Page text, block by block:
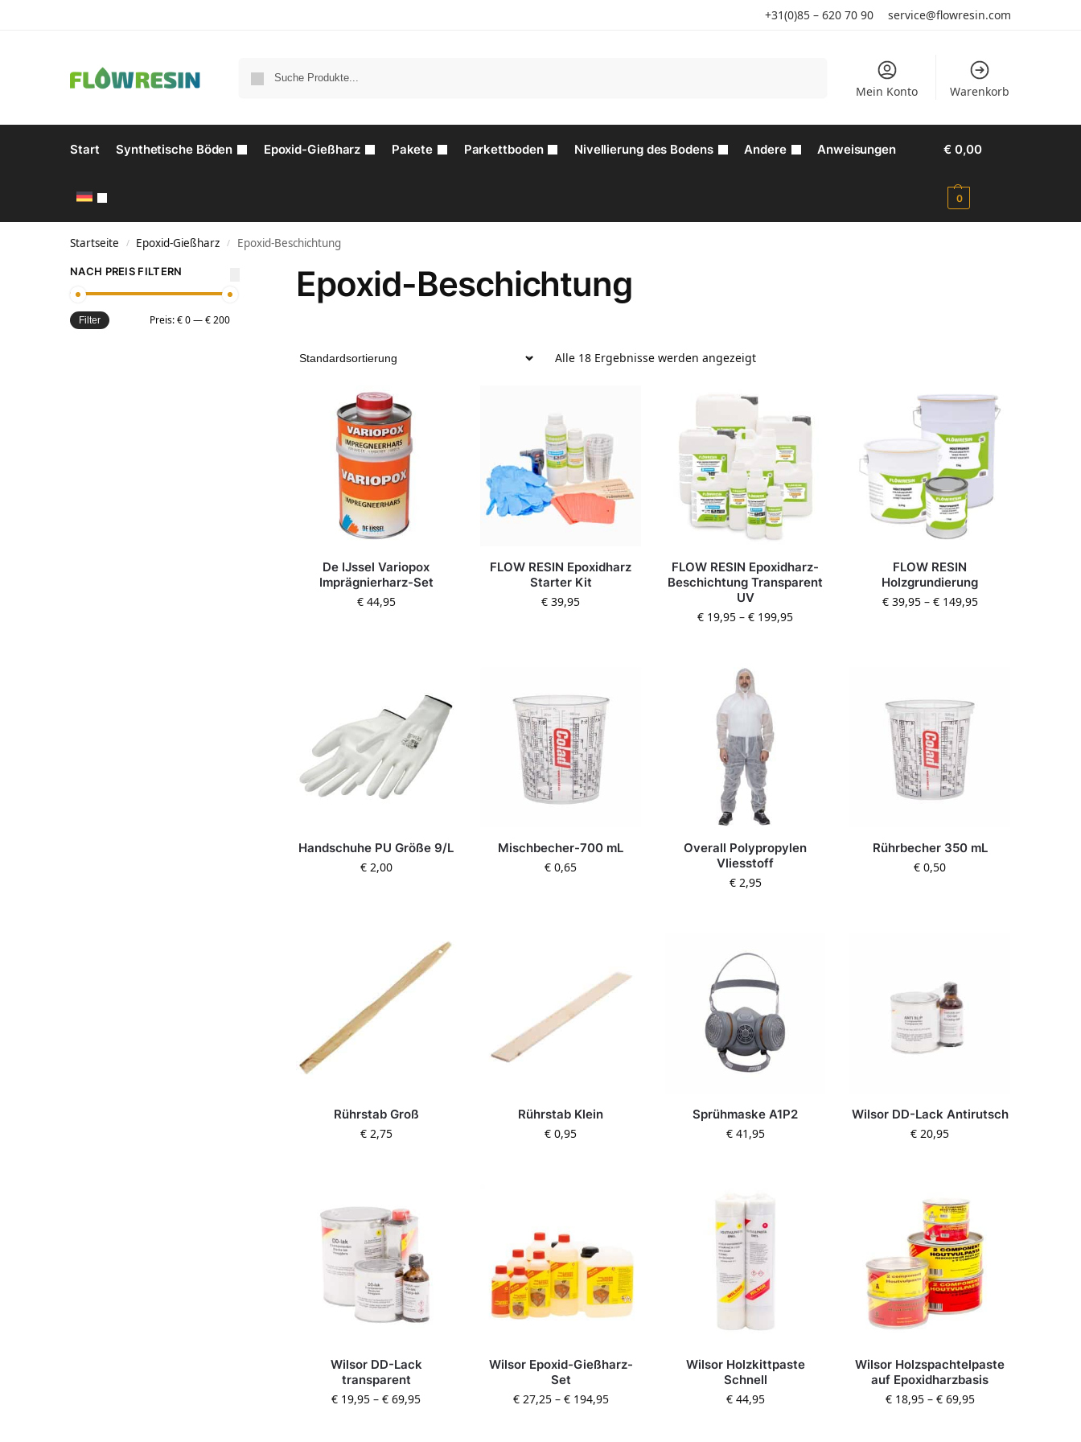
+31(0)85 – 620 70 90 service@flowresin.com
Mein Konto Warenkorb
Start Synthetische Böden Epoxid-Gießharz Pakete Parkettboden Nivellierung des Bodens Andere Anweisungen € 0,00
0
Startseite / Epoxid-Gießharz / Epoxid-Beschichtung
Epoxid-Beschichtung
Alle 18 Ergebnisse werden angezeigt
De IJssel Variopox
Imprägnierharz-Set
€44,95
FLOW RESIN Epoxidharz
Starter Kit
€ 39,95
FLOW RESIN Epoxidharz-
Beschichtung Transparent
UV
€ 19,95 –€ 199,95
FLOW RESIN
Holzgrundierung
€39,95– €149,95
Handschuhe PU Größe 9/L
€2,00
Mischbecher-700 mL
€ 0,65
Overall Polypropylen
Vliesstoff
€2,95
Rührbecher 350 mL
€ 0,50
Rührstab Groß
€2,75
Rührstab Klein
€ 0,95
Sprühmaske A1P2
€41,95
Wilsor DD-Lack Antirutsch
€ 20,95
Wilsor DD-Lack
transparent
€ 19,95 –€ 69,95
Wilsor Epoxid-Gießharz-
Set
€27,25– €194,95
Wilsor Holzkittpaste
Schnell
€44,95
Wilsor Holzspachtelpaste
auf Epoxidharzbasis
€18,95– €69,95
NACH PREIS FILTERN
Filter Preis:€ 0—€ 200